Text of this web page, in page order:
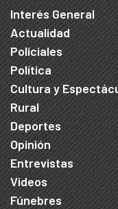
Interés General
Actualidad
Policiales
Política
Cultura y
Rural
Deportes
Opinión
Entrevistas
Videos
Fúnebres